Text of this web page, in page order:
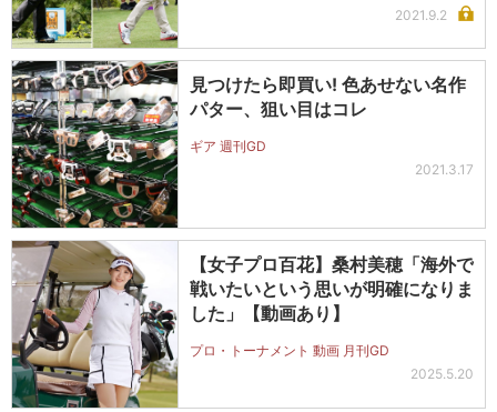
2021.9.2
見つけたら即買い! 色あせない名作
パター、狙い目はコレ
ギア 週刊GD
2021.3.17
【女子プロ百花】桑村美穂「海外で
戦いたいという思いが明確になりま
した」【動画あり】
プロ・トーナメント 動画 月刊GD
2025.5.20